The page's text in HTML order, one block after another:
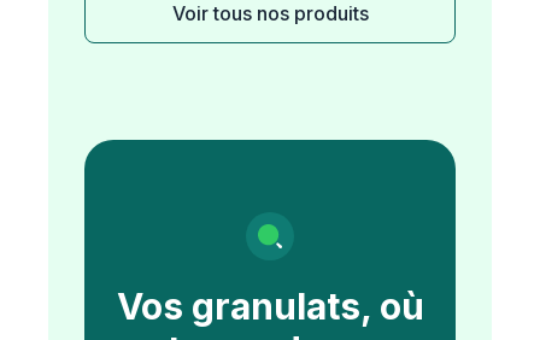
Voir tous nos produits
Vos granulats, où